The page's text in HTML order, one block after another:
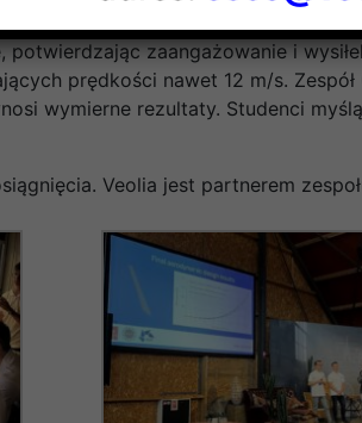
nową konstrukcję, wyposażoną
zaangażowanie i
prędkości nawet 12 m/s.
wymierne rezultaty. Studenci
Veolia jest partnerem